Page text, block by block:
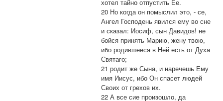
хотел тайно отпустить Ее.
20 Но когда он помыслил это, - се,
Ангел Господень явился ему во сне
и сказал: Иосиф, сын Давидов! не
бойся принять Марию, жену твою,
ибо родившееся в Ней есть от Духа
Святаго;
21 родит же Сына, и наречешь Ему
имя Иисус, ибо Он спасет людей
Своих от грехов их.
22 А все сие произошло, да